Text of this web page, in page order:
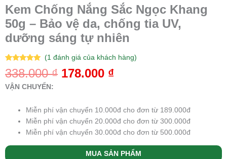
Kem Chống Nắng Sắc Ngọc Khang
50g – Bảo vệ da, chống tia UV,
dưỡng sáng tự nhiên
5.00 trên 5
dựa trên
1
đánh giá
(1đánh giá của khách hàng)
338.000₫ 178.000 ₫
VẬN CHUYỂN:
Miễn phí vận chuyển 10.000đ cho đơn từ 189.000đ
Miễn phí vận chuyển 20.000đ cho đơn từ 300.000đ
Miễn phí vận chuyển 30.000đ cho đơn từ 500.000đ
MUA SẢN PHẨM